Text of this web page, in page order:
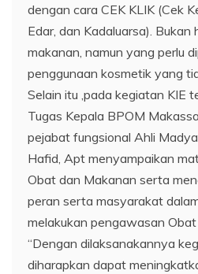
dengan cara CEK KLIK (Cek
Edar, dan Kadaluarsa).
makanan, namun yang perlu
penggunaan kosmetik yang
Selain itu ,pada kegiatan KIE
Tugas Kepala BPOM
pejabat fungsional Ahli
Hafid, Apt menyampaikan
Obat dan Makanan serta
peran serta masyarakat
melakukan pengawasan Obat
“Dengan dilaksanakannya
diharapkan dapat